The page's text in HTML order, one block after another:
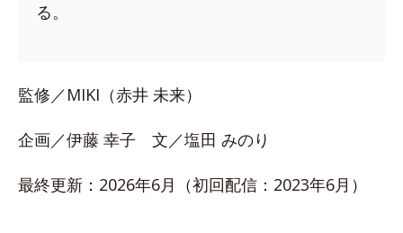
る。
監修／MIKI（赤井 未来）
企画／伊藤 幸子 文／塩田 みのり
最終更新：2026年6月（初回配信：2023年6月）